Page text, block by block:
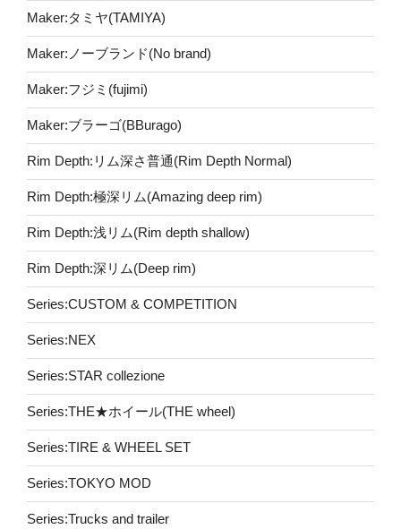
Maker:タミヤ(TAMIYA)
Maker:ノーブランド(No brand)
Maker:フジミ(fujimi)
Maker:ブラーゴ(BBurago)
Rim Depth:リム深さ普通(Rim Depth Normal)
Rim Depth:極深リム(Amazing deep rim)
Rim Depth:浅リム(Rim depth shallow)
Rim Depth:深リム(Deep rim)
Series:CUSTOM & COMPETITION
Series:NEX
Series:STAR collezione
Series:THE★ホイール(THE wheel)
Series:TIRE & WHEEL SET
Series:TOKYO MOD
Series:Trucks and trailer